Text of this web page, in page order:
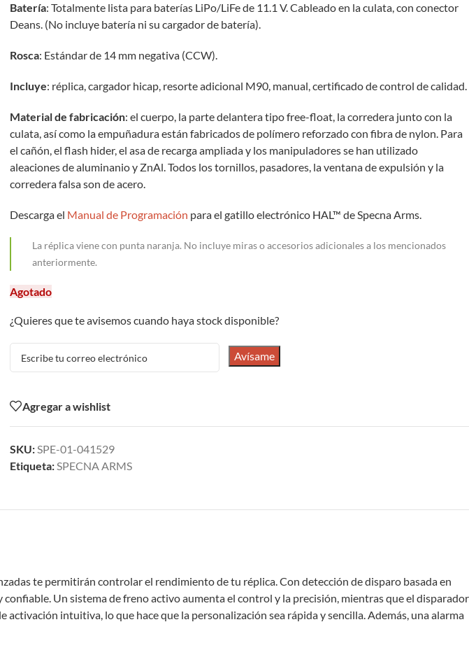
Batería: Totalmente lista para baterías LiPo/LiFe de 11.1 V. Cableado en la culata, con conector
Deans. (No incluye batería ni su cargador de batería).
Rosca: Estándar de 14 mm negativa (CCW).
Incluye: réplica, cargador hicap, resorte adicional M90, manual, certificado de control de calidad.
Material de fabricación: el cuerpo, la parte delantera tipo free-float, la corredera junto con la
culata, así como la empuñadura están fabricados de polímero reforzado con fibra de nylon. Para
el cañón, el flash hider, el asa de recarga ampliada y los manipuladores se han utilizado
aleaciones de aluminanio y ZnAl. Todos los tornillos, pasadores, la ventana de expulsión y la
corredera falsa son de acero.
Descarga el Manual de Programación para el gatillo electrónico HAL™ de Specna Arms.
La réplica viene con punta naranja. No incluye miras o accesorios adicionales a los mencionados
anteriormente.
Agotado
¿Quieres que te avisemos cuando haya stock disponible?
Avísame
Agregar a wishlist
SKU:SPE-01-041529
Etiqueta:SPECNA ARMS
te permitirán controlar el rendimiento de tu réplica. Con detección de disparo basada en
Un sistema de freno activo aumenta el control y la precisión, mientras que el disparador
intuitiva, lo que hace que la personalización sea rápida y sencilla. Además, una alarma